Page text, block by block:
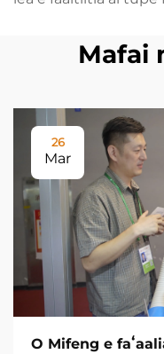
Mafai
26
Mar
O Mifeng e